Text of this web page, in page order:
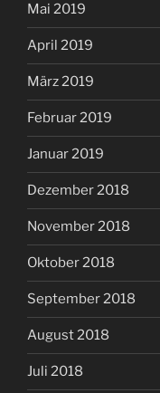
Mai 2019
April 2019
März 2019
Februar 2019
Januar 2019
Dezember 2018
November 2018
Oktober 2018
September 2018
August 2018
Juli 2018